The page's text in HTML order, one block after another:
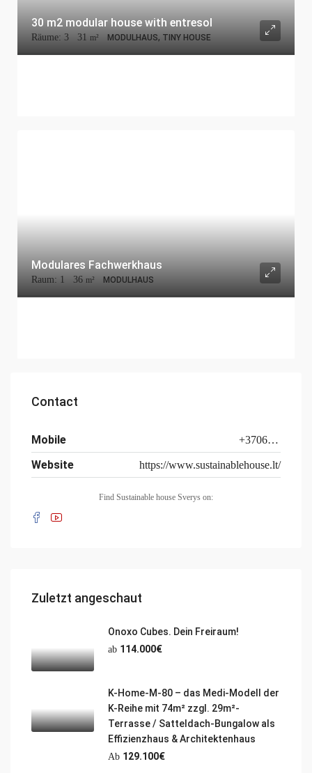
30 m2 modular house with entresol
Räume: 3 31 m² MODULHAUS, TINY HOUSE
Modulares Fachwerkhaus
Raum: 1 36 m² MODULHAUS
Contact
Mobile +37062871065
Website https://www.sustainablehouse.lt/
Find Sustainable house Sverys on:
Zuletzt angeschaut
Onoxo Cubes. Dein Freiraum!
ab 114.000€
K-Home-M-80 – das Medi-Modell der
K-Reihe mit 74m² zzgl. 29m²-
Terrasse / Satteldach-Bungalow als
Effizienzhaus & Architektenhaus
Ab 129.100€